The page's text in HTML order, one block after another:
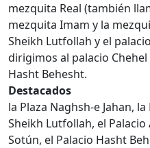
mezquita Real (también
mezquita Imam y la
Sheikh Lutfollah y el
dirigimos al palacio
Hasht Behesht.
Destacados
la Plaza Naghsh-e Jahan,
Sheikh Lutfollah, el Palacio
Sotún, el Palacio Hasht